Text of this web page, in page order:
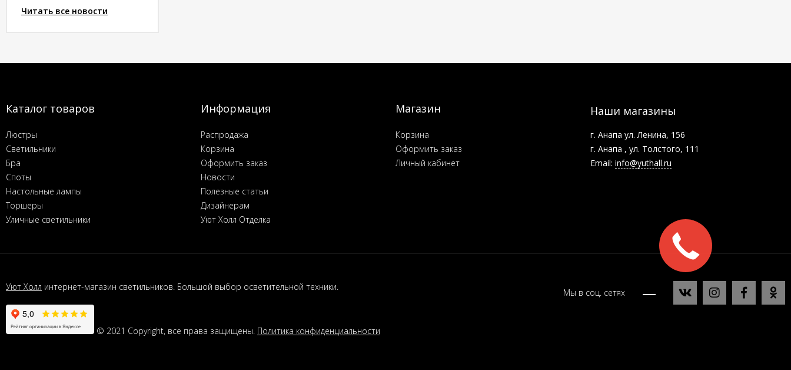
Читать все новости
Каталог товаров
Люстры
Светильники
Бра
Споты
Настольные лампы
Торшеры
Уличные светильники
Информация
Распродажа
Корзина
Оформить заказ
Новости
Полезные статьи
Дизайнерам
Уют Холл Отделка
Магазин
Корзина
Оформить заказ
Личный кабинет
Наши магазины
г. Анапа ул. Ленина, 156
г. Анапа , ул. Толстого, 111
Email: info@yuthall.ru
Мы в соц. сетях
Уют Холл интернет-магазин светильников. Большой выбор осветительной техники.
© 2021 Copyright, все права защищены. Политика конфиденциальности
Заказать
звонок